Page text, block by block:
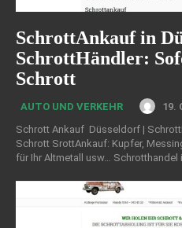
SchrottAnkauf in
SchrottHändler:
Schrott
AUTO UND VERKEHR
19.
Schrott Ankauf Düsseldorf |
Schrott SrottAnkauf: Kupfer,
für Ihr Altmetall usw…